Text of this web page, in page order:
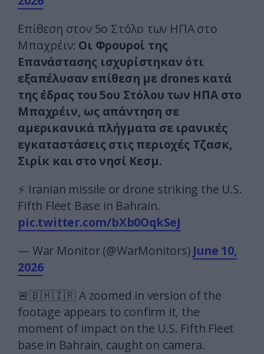
Επίθεση στον 5ο Στόλο των ΗΠΑ στο
Μπαχρέιν: Οι Φρουροί της
Επανάστασης ισχυρίστηκαν ότι
εξαπέλυσαν επίθεση με drones κατά
της έδρας του 5ου Στόλου των ΗΠΑ στο
Μπαχρέιν, ως απάντηση σε
αμερικανικά πλήγματα σε ιρανικές
εγκαταστάσεις στις περιοχές Τζασκ,
Σιρίκ και στο νησί Κεσμ.
⚡️ Iranian missile or drone striking the U.S.
Fifth Fleet Base in Bahrain.
pic.twitter.com/bXb0OqkSeJ
— War Monitor (@WarMonitors) June 10,
2026
🚨🇧🇭🇮🇷 A zoomed in version of the
footage appears to confirm it, the
moment of impact on the U.S. Fifth Fleet
base in Bahrain, caught on camera.